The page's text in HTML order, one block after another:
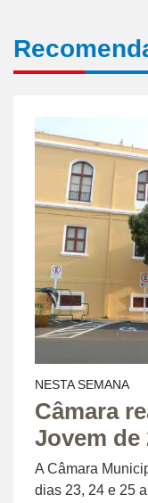
NESTA SEMANA
Câmara
Jovem de
A Câmara
dias 23, 24 e 25